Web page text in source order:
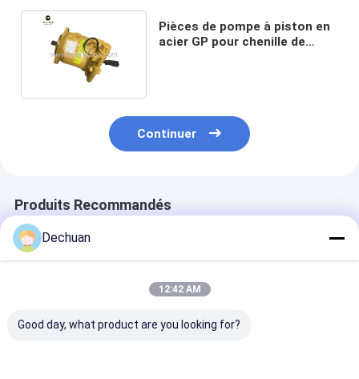
Pièces de pompe à piston en
acier GP pour chenille de
Continuer
Produits Recommandés
Dechuan
12:42 AM
Good day, what product are you looking for?